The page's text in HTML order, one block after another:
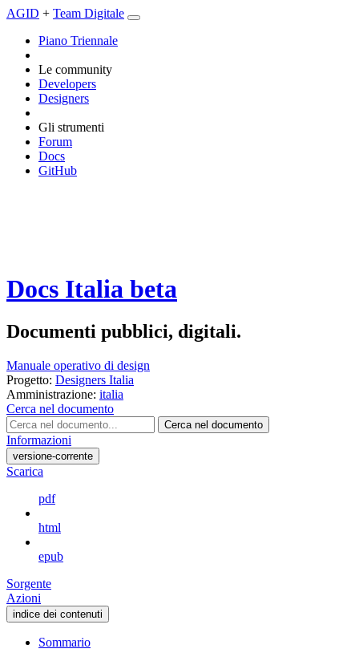
AGID + Team Digitale
Piano Triennale
Le community
Developers
Designers
Gli strumenti
Forum
Docs
GitHub
Docs Italia beta
Documenti pubblici, digitali.
Manuale operativo di design
Progetto: Designers Italia
Amministrazione: italia
Cerca nel documento
Cerca nel documento
Informazioni
versione-corrente
Scarica
pdf
html
epub
Sorgente
Azioni
indice dei contenuti
Sommario